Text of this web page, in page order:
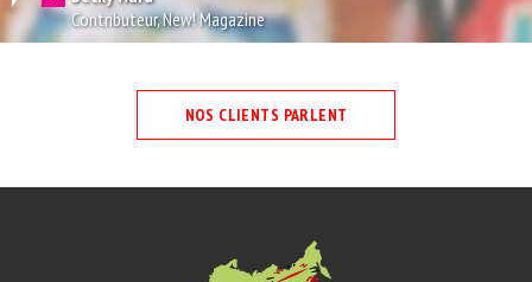
Contributeur, New! Magazine
NOS CLIENTS PARLENT